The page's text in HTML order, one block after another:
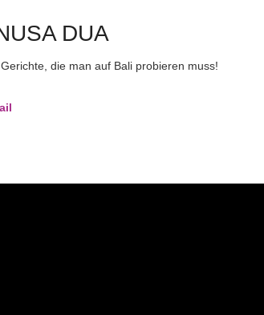
DUA
die man auf Bali probieren muss!